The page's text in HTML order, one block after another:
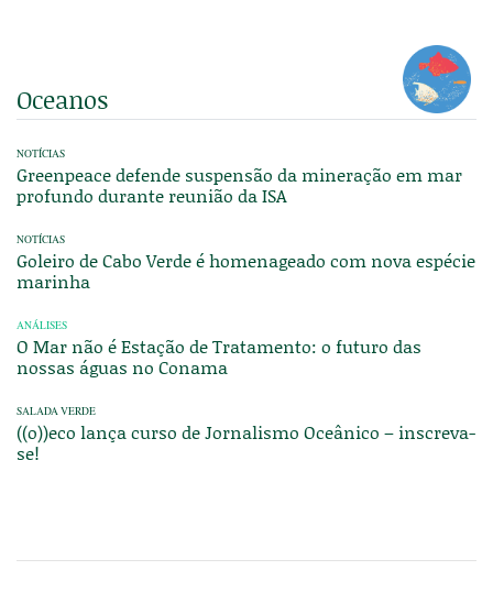
Oceanos
NOTÍCIAS
Greenpeace defende suspensão da mineração em mar
profundo durante reunião da ISA
NOTÍCIAS
Goleiro de Cabo Verde é homenageado com nova espécie
marinha
ANÁLISES
O Mar não é Estação de Tratamento: o futuro das
nossas águas no Conama
SALADA VERDE
((o))eco lança curso de Jornalismo Oceânico – inscreva-
se!